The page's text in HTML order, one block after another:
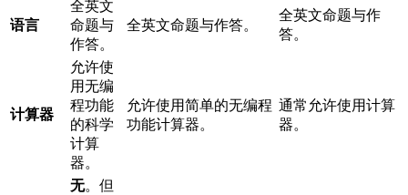
语言
全英文
命题与
作答。
全英文命题与作答。
全英文命题与作
答。
计算器
允许使
用无编
程功能
的科学
计算
器。
允许使用简单的无编程
功能计算器。
通常允许使用计算
器。
无。但